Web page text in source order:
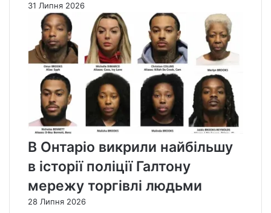
31 Липня 2026
В Онтаріо викрили найбільшу
в історії поліції Галтону
мережу торгівлі людьми
28 Липня 2026